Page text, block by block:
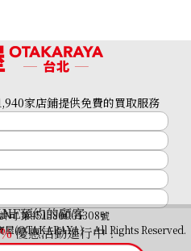
預約的顧客
%優惠活動進行中！
家店鋪提供免費的買取服務
可 第451380001308號
(OTAKARAYA) All Rights Reserved.